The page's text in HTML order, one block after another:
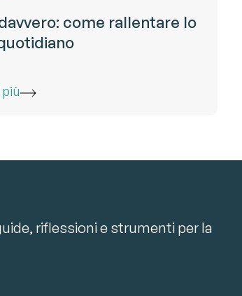
come rallentare lo
riflessioni e strumenti per la